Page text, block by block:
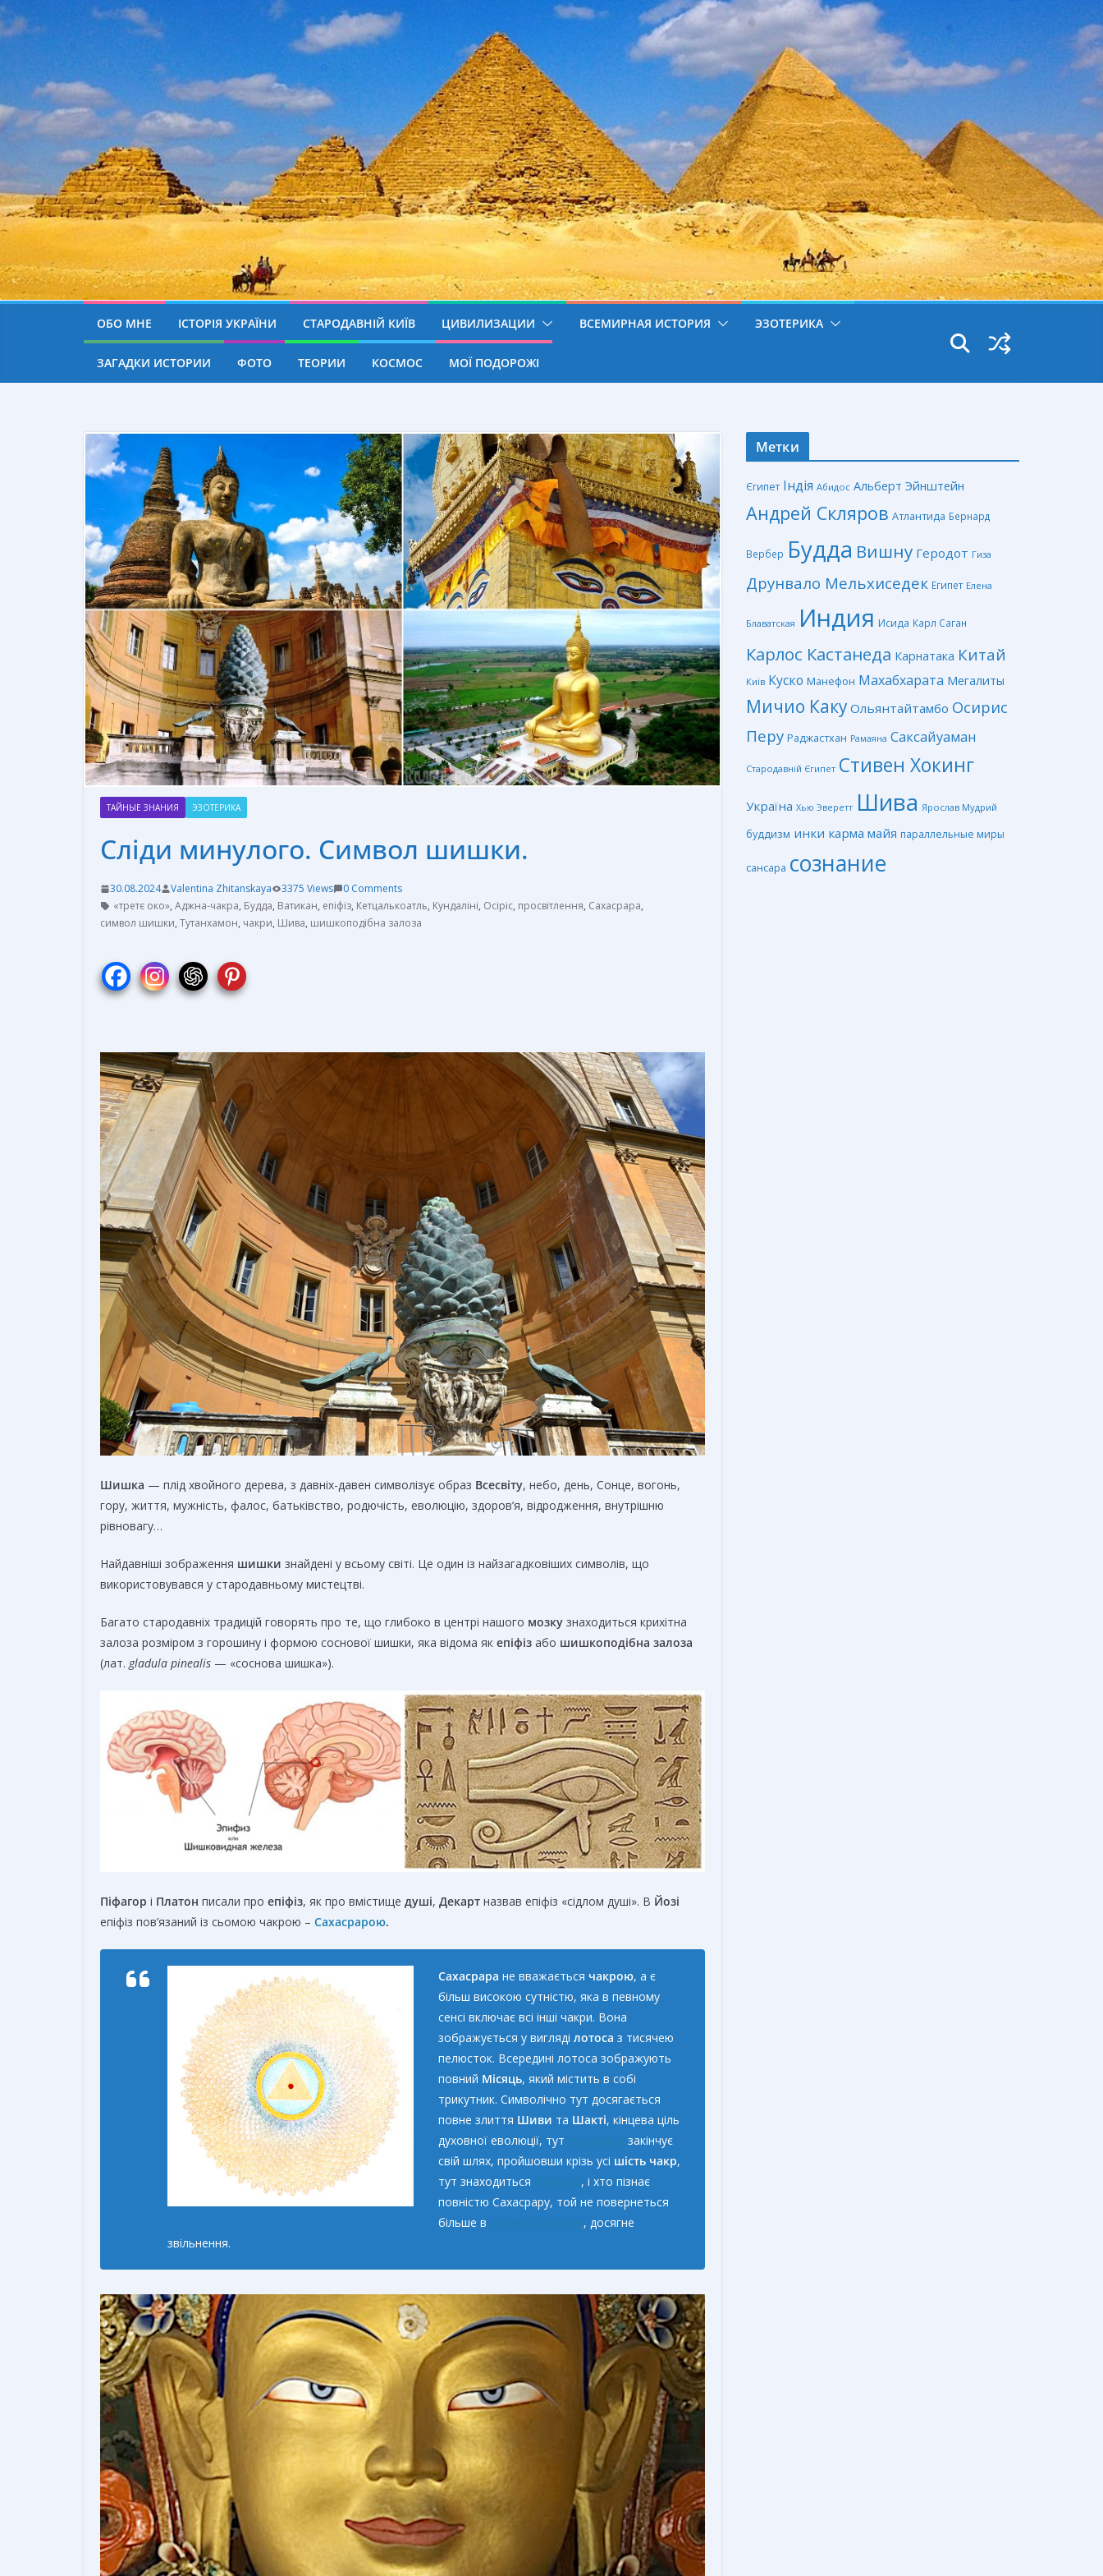
ОБО МНЕ ІСТОРІЯ УКРАЇНИ СТАРОДАВНІЙ КИЇВ ЦИВИЛИЗАЦИИ ВСЕМИРНАЯ ИСТОРИЯ ЭЗОТЕРИКА
ЗАГАДКИ ИСТОРИИ ФОТО ТЕОРИИ КОСМОС МОЇ ПОДОРОЖІ
ТАЙНЫЕ ЗНАНИЯ ЭЗОТЕРИКА
Сліди минулого. Символ шишки.
30.08.2024 Valentina Zhitanskaya 3375 Views
0 Comments
«третє око», Аджна-чакра, Будда, Ватикан, епіфіз, Кетцалькоатль, Кундаліні, Осіріс, просвітлення, Сахасрара,
символ шишки, Тутанхамон, чакри, Шива, шишкоподібна залоза
Шишка — плід хвойного дерева, з давніх-давен символізує образ Всесвіту, небо, день, Сонце, вогонь,
гору, життя, мужність, фалос, батьківство, родючість, еволюцію, здоров’я, відродження, внутрішню
рівновагу…
Найдавніші зображення шишки знайдені у всьому світі. Це один із найзагадковіших символів, що
використовувався у стародавньому мистецтві.
Багато стародавніх традицій говорять про те, що глибоко в центрі нашого мозку знаходиться крихітна
залоза розміром з горошину і формою соснової шишки, яка відома як епіфіз або шишкоподібна залоза
(лат. gladula pinealis — «соснова шишка»).
Піфагор і Платон писали про епіфіз, як про вмістище душі, Декарт назвав епіфіз «сідлом душі». В Йозі
епіфіз пов’язаний із сьомою чакрою – Сахасрарою.
Сахасрара не вважається чакрою, а є
більш високою сутністю, яка в певному
сенсі включає всі інші чакри. Вона
зображується у вигляді лотоса з тисячею
пелюсток. Всередині лотоса зображують
повний Місяць, який містить в собі
трикутник. Символічно тут досягається
повне злиття Шиви та Шакті, кінцева ціль
духовної еволюції, тут
закінчує
свій шлях, пройшовши крізь усі шість чакр,
тут знаходиться
, і хто пізнає
повністю Сахасрару, той не повернеться
більше в
, досягне
звільнення.
Метки
Єгипет Індія Абидос Альберт Эйнштейн
Андрей Скляров Атлантида Бернард
Вербер Будда Вишну Геродот Гиза
Друнвало Мельхиседек Египет Елена
Блаватская Индия Исида Карл Саган
Карлос Кастанеда Карнатака Китай
Київ Куско Манефон Махабхарата Мегалиты
Мичио Каку Ольянтайтамбо Осирис
Перу Раджастхан Рамаяна Саксайуаман
Стародавній Єгипет Стивен Хокинг
Україна Хью Эверетт Шива Ярослав Мудрий
буддизм инки карма майя параллельные миры
сансара сознание